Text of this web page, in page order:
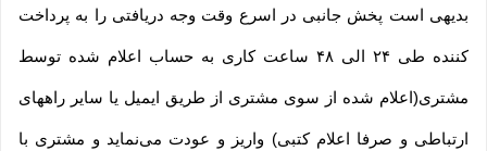
بدیهی است پخش جانبی در اسرع وقت وجه دریافتی را به پرداخت
کننده طی ۲۴ الی ۴۸ ساعت کاری به حساب اعلام شده توسط
مشتری(اعلام شده از سوی مشتری از طریق ایمیل یا سایر راههای
ارتباطی و صرفا اعلام کتبی) واریز و عودت می‌نماید و مشتری با